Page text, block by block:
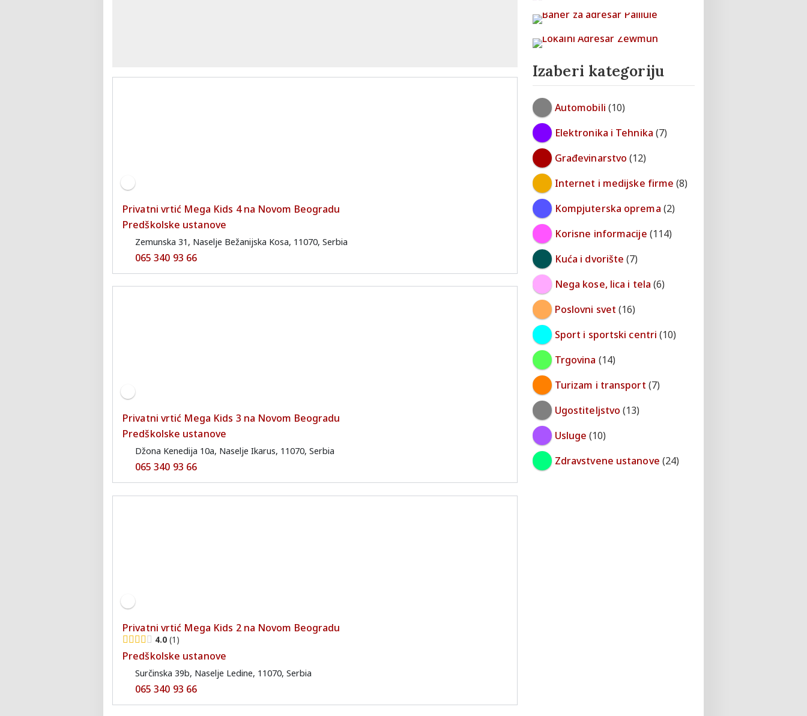
Privatni vrtić Mega Kids 4 na Novom Beogradu
Predškolske ustanove
Zemunska 31, Naselje Bežanijska Kosa, 11070, Serbia
065 340 93 66
Privatni vrtić Mega Kids 3 na Novom Beogradu
Predškolske ustanove
Džona Kenedija 10a, Naselje Ikarus, 11070, Serbia
065 340 93 66
Privatni vrtić Mega Kids 2 na Novom Beogradu
4.0 1
Predškolske ustanove
Surčinska 39b, Naselje Ledine, 11070, Serbia
065 340 93 66
Izaberi kategoriju
Automobili (10)
Elektronika i Tehnika (7)
Građevinarstvo (12)
Internet i medijske firme (8)
Kompjuterska oprema (2)
Korisne informacije (114)
Kuća i dvorište (7)
Nega kose, lica i tela (6)
Poslovni svet (16)
Sport i sportski centri (10)
Trgovina (14)
Turizam i transport (7)
Ugostiteljstvo (13)
Usluge (10)
Zdravstvene ustanove (24)